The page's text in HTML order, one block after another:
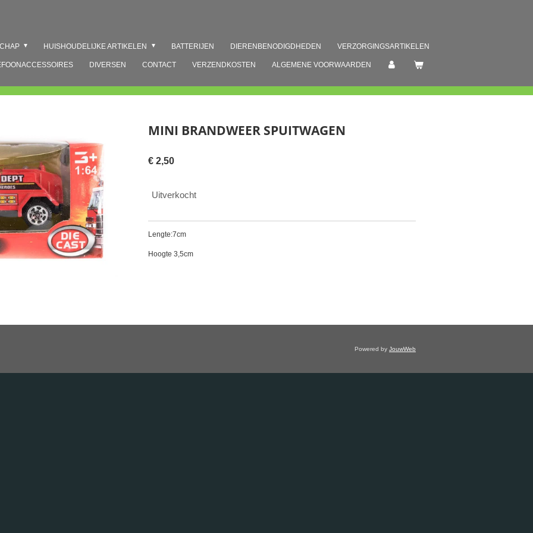
HUISHOUDELIJKE ARTIKELEN BATTERIJEN DIERENBENODIGDHEDEN VERZORGINGSARTIKELEN
DIVERSEN CONTACT VERZENDKOSTEN ALGEMENE VOORWAARDEN
MINI BRANDWEER SPUITWAGEN
€ 2,50
Uitverkocht
Lengte:7cm
Hoogte 3,5cm
Powered by JouwWeb